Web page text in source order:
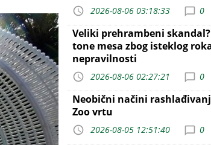
2026-08-06 03:18:33 0
Veliki prehrambeni
tone mesa zbog isteklog
nepravilnosti
2026-08-06 02:27:21 0
Neobični načini
Zoo vrtu
2026-08-05 12:51:40 0